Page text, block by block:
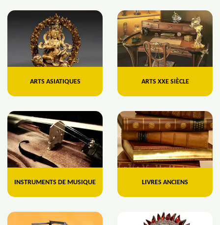
ARTS ASIATIQUES ARTS XXE SIÈCLE
INSTRUMENTS DE MUSIQUE LIVRES ANCIENS